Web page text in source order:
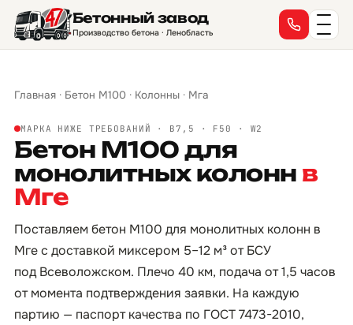
Бетонный завод
Производство бетона · Ленобласть
Главная · Бетон М100 · Колонны · Мга
МАРКА НИЖЕ ТРЕБОВАНИЙ · B7,5 · F50 · W2
Бетон М100 для
монолитных колонн в
Мге
Поставляем бетон М100 для монолитных колонн в
Мге с доставкой миксером 5–12 м³ от БСУ
под Всеволожском. Плечо 40 км, подача от 1,5 часов
от момента подтверждения заявки. На каждую
партию — паспорт качества по ГОСТ 7473-2010,